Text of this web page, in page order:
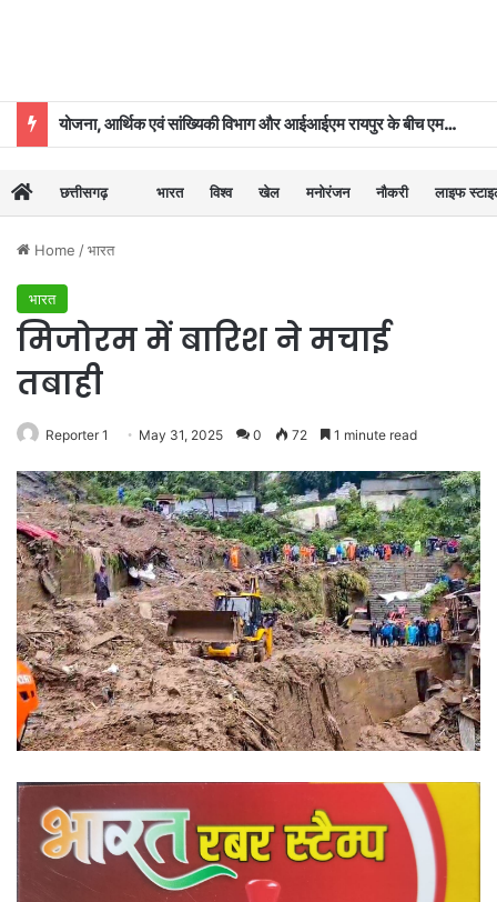
योजना, आर्थिक एवं सांख्यिकी विभाग और आईआईएम रायपुर के बीच एमओयू
छत्तीसगढ़ भारत विश्व खेल मनोरंजन नौकरी लाइफ
Home /भारत
भारत
मिजोरम में बारिश ने मचाई
तबाही
Reporter 1 May 31, 2025 0 72 1 minute read